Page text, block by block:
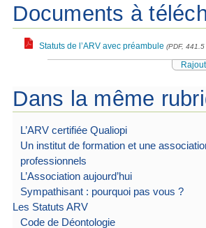
Documents à
Statuts de l’ARV avec préambule (PDF, 441.5
Dans la même
L’ARV certifiée Qualiopi
Un institut de formation et une
professionnels
L’Association aujourd’hui
Sympathisant : pourquoi pas vous ?
Les Statuts ARV
Code de Déontologie